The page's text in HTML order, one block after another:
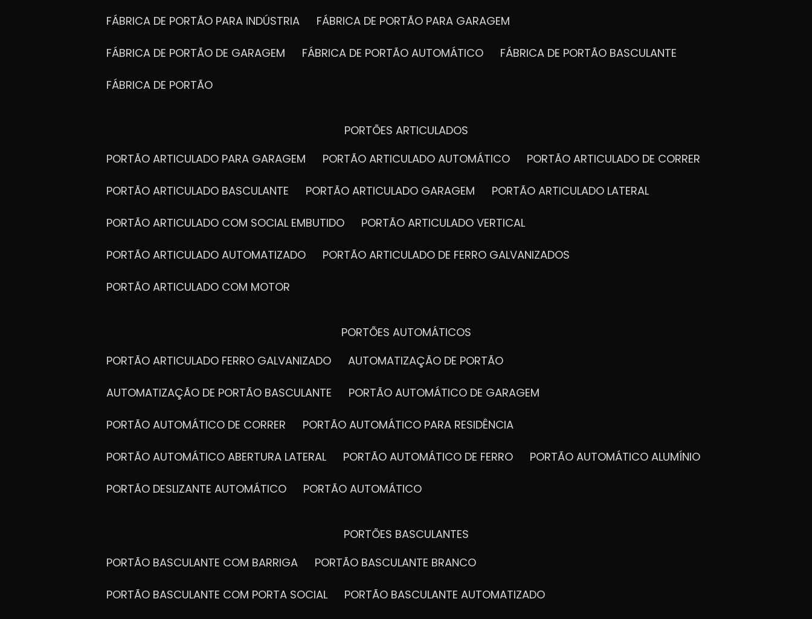
FÁBRICA DE PORTÃO PARA INDÚSTRIA FÁBRICA DE PORTÃO PARA GARAGEM
FÁBRICA DE PORTÃO DE GARAGEM FÁBRICA DE PORTÃO AUTOMÁTICO FÁBRICA DE PORTÃO BASCULANTE
FÁBRICA DE PORTÃO
PORTÕES ARTICULADOS
PORTÃO ARTICULADO PARA GARAGEM
PORTÃO ARTICULADO AUTOMÁTICO PORTÃO ARTICULADO DE CORRER
PORTÃO ARTICULADO BASCULANTE PORTÃO ARTICULADO GARAGEM PORTÃO ARTICULADO LATERAL
PORTÃO ARTICULADO COM SOCIAL EMBUTIDO PORTÃO ARTICULADO VERTICAL
PORTÃO ARTICULADO AUTOMATIZADO PORTÃO ARTICULADO DE FERRO GALVANIZADOS
PORTÃO ARTICULADO COM MOTOR
PORTÕES AUTOMÁTICOS
PORTÃO ARTICULADO FERRO GALVANIZADO
AUTOMATIZAÇÃO DE PORTÃO
AUTOMATIZAÇÃO DE PORTÃO BASCULANTE PORTÃO AUTOMÁTICO DE GARAGEM
PORTÃO AUTOMÁTICO DE CORRER PORTÃO AUTOMÁTICO PARA RESIDÊNCIA
PORTÃO AUTOMÁTICO ABERTURA LATERAL PORTÃO AUTOMÁTICO DE FERRO PORTÃO AUTOMÁTICO ALUMÍNIO
PORTÃO DESLIZANTE AUTOMÁTICO PORTÃO AUTOMÁTICO
PORTÕES BASCULANTES
PORTÃO BASCULANTE COM BARRIGA
PORTÃO BASCULANTE BRANCO
PORTÃO BASCULANTE COM PORTA SOCIAL PORTÃO BASCULANTE AUTOMATIZADO